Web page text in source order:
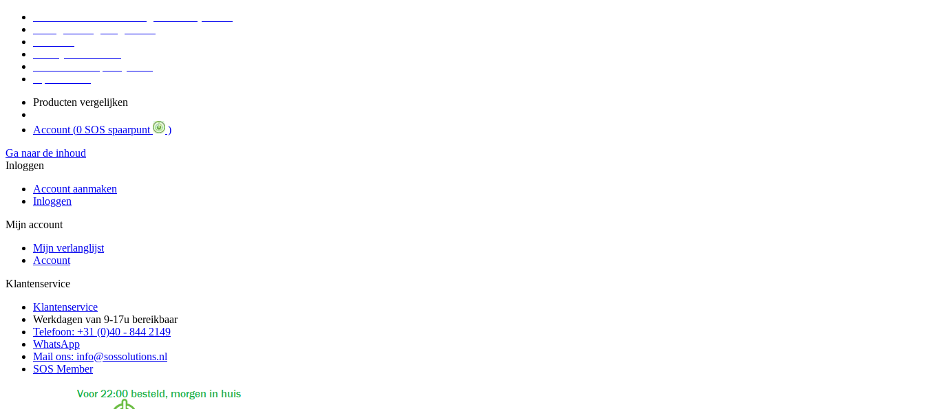
Producten vergelijken
Account (0 SOS spaarpunt
)
Ga naar de inhoud
Inloggen
Account aanmaken
Inloggen
Mijn account
Mijn verlanglijst
Account
Klantenservice
Klantenservice
Werkdagen van 9-17u bereikbaar
Telefoon: +31 (0)40 - 844 2149
WhatsApp
Mail ons: info@sossolutions.nl
SOS Member